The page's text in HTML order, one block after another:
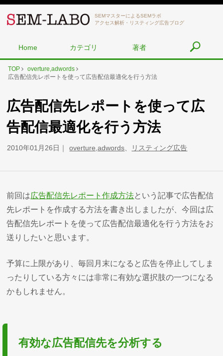
SEMマスターによるSEMラボ
アクセス解析・リスティング広告ブログ
Home カテゴリ 著者
TOP
overture,adwords
広告配信先レポートを使って広告配信最適化を行う方法
広告配信先レポートを使って広
告配信最適化を行う方法
2010年01月26日 overture,adwords リスティング広告
前回は広告配信先レポート作成方法という記事で広告配信
先レポートを作成する方法を書き出しましたが、今回は広
告配信先レポートを使って広告配信最適化を行う方法をお
送りしたいと思います。
予算に上限があり、毎回月末になると広告を停止してしま
ったりしている方々には非常に有効な選択肢の一つになる
かもしれません。
有効な広告配信先を分析する